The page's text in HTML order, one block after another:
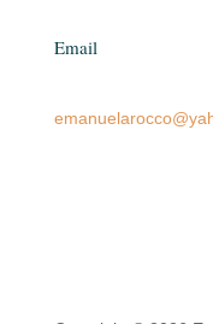
Email